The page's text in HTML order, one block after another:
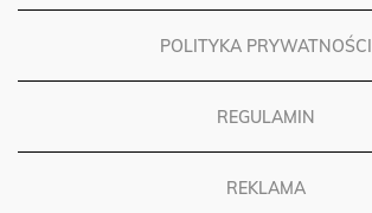
POLITYKA PRYWATNOŚCI
REGULAMIN
REKLAMA